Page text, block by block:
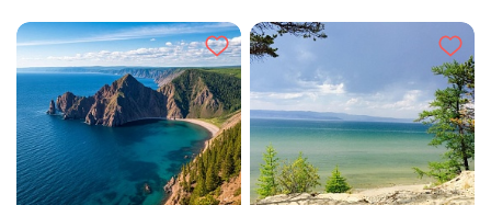
Комфорт-тур